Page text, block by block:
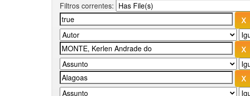
Filtros correntes: